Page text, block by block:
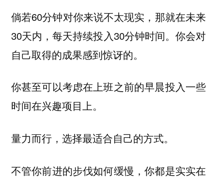
倘若60分钟对你来说不太现实，那就在未来
30天内，每天持续投入30分钟时间。你会对
自己取得的成果感到惊讶的。
你甚至可以考虑在上班之前的早晨投入一些
时间在兴趣项目上。
量力而行，选择最适合自己的方式。
不管你前进的步伐如何缓慢，你都是实实在